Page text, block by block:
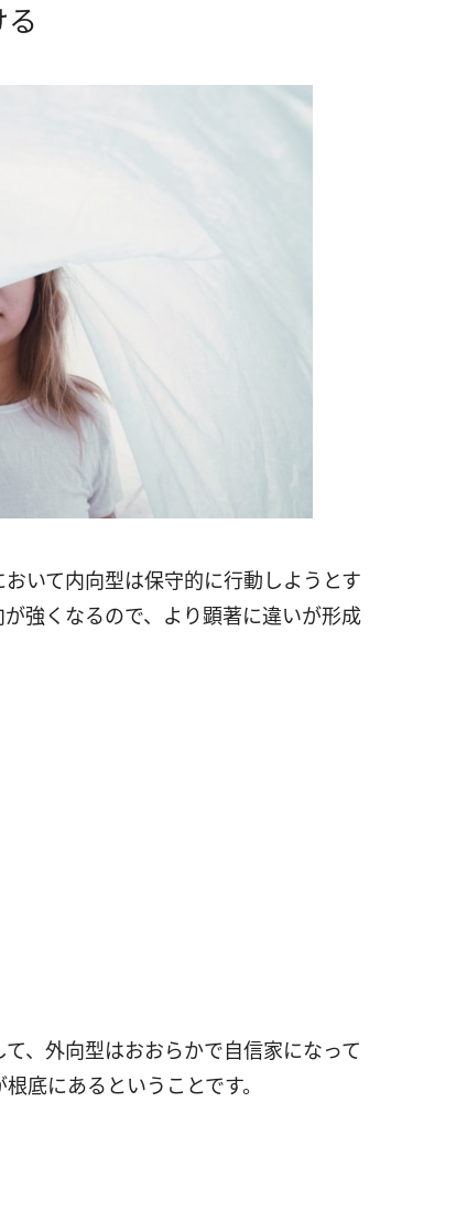
いて内向型は保守的に行動しようとす
強くなるので、より顕著に違いが形成
、外向型はおおらかで自信家になって
底にあるということです。